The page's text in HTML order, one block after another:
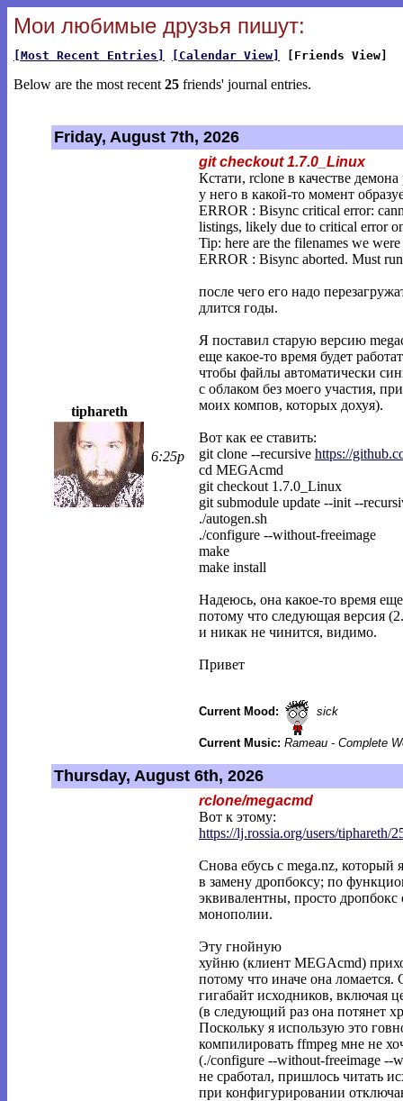
Мои любимые друзья пишут:
[Most Recent Entries] [Calendar View] [Friends View]
Below are the most recent 25 friends' journal entries.
Friday, August 7th, 2026
tiphareth
6:25p
git checkout 1.7.0_Linux
Кстати, rclone в качестве
у него в какой-то момент
ERROR : Bisync critical error:
listings, likely due to critical error
Tip: here are the filenames we
ERROR : Bisync aborted. Must
после чего его надо
длится годы.
Я поставил старую версию
еще какое-то время будет
чтобы файлы автоматически
с облаком без моего участия,
моих компов, которых дохуя).
Вот как ее ставить:
git clone --recursive https://
cd MEGAcmd
git checkout 1.7.0_Linux
git submodule update --init --
./autogen.sh
./configure --without-freeimage
make
make install
Надеюсь, она какое-то время
потому что следующая версия
и никак не чинится, видимо.
Привет
Current Mood: sick
Current Music: Rameau - Complete
Thursday, August 6th, 2026
rclone/megacmd
Вот к этому:
https://lj.rossia.org/users/tiphareth/2
Снова ебусь с mega.nz, который
в замену дропбоксу; по
эквивалентны, просто дропбокс
монополии.
Эту гнойную
хуйню (клиент MEGAcmd)
потому что иначе она ломается.
гигабайт исходников, включая
(в следующий раз она потянет
Поскольку я использую это
компилировать ffmpeg мне не
(./configure --without-freeimage --
не сработал, пришлось читать
при конфигурировании